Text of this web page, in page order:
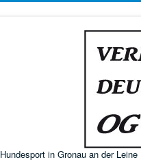
Hundesport in Gronau an der Leine